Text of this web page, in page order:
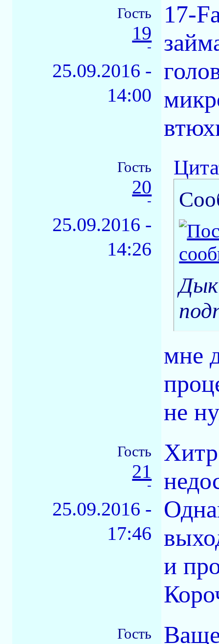
Гость
19
-
25.09.2016 -
14:00
17-
Гость
20
-
25.09.2016 -
14:26
Дык
мне
не
Гость
21
-
25.09.2016 -
17:46
и
Гость